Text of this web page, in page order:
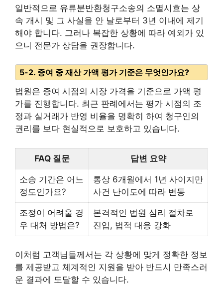
일반적으로 유류분반환청구소송의 소멸시효는 상
속 개시 및 그 사실을 안 날로부터 3년 이내에 제기
해야 합니다. 그러나 복잡한 상황에 따라 예외가 있
으니 전문가 상담을 권장합니다.
5-2. 증여 중 재산 가액 평가 기준은 무엇인가요?
법원은 증여 시점의 시장 가격을 기준으로 가액 평
가를 진행합니다. 최근 판례에서는 평가 시점의 조
정과 실거래가 반영 비율을 명확히 하여 청구인의
권리를 보다 현실적으로 보호하고 있습니다.
FAQ 질문 답변 요약
소송 기간은 어느
정도인가요?
통상 6개월에서 1년 사이지만
사건 난이도에 따라 변동
조정이 어려울 경
우 대처 방법은?
본격적인 법원 심리 절차로
진입, 법적 대응 강화
이처럼 고객님들께서는 각 상황에 맞게 정확한 정보
를 제공받고 체계적인 지원을 받아 반드시 만족스러
운 결과에 도달할 수 있습니다.